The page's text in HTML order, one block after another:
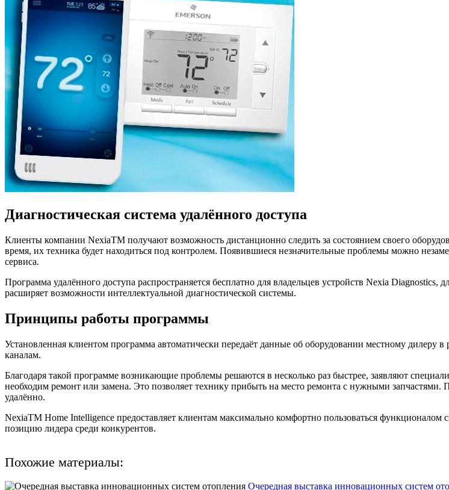
Диагностическая система удалённого доступа
Клиенты компании NexiaТМ получают возможность дистанционно следить за состоянием своего
время, их техника будет находиться под контролем. Появившиеся незначительные проблемы можно
сервиса.
Программа удалённого доступа распространяется бесплатно для владельцев устройств Nexia
расширяет возможности интеллектуальной диагностической системы.
Принципы работы программы
Установленная клиентом программа автоматически передаёт данные об оборудовании местному
каналам.
Благодаря такой программе возникающие проблемы решаются в несколько раз быстрее, заявляют
необходим ремонт или замена. Это позволяет технику прибыть на место ремонта с нужными
удалённо.
NexiaTM Home Intelligence предоставляет клиентам максимально комфортно пользоваться
позицию лидера среди конкурентов.
Похожие материалы:
Очередная выставка инновационных систем